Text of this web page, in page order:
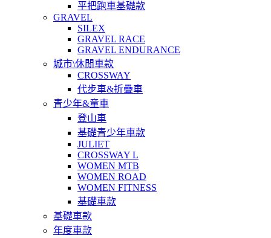
平把跑車基礎款
GRAVEL
SILEX
GRAVEL RACE
GRAVEL ENDURANCE
城市\休閒車款
CROSSWAY
代步車&折疊車
青少年&童車
登山車
基礎青少年車款
JULIET
CROSSWAY L
WOMEN MTB
WOMEN ROAD
WOMEN FITNESS
基礎車款
基礎車款
年度車款